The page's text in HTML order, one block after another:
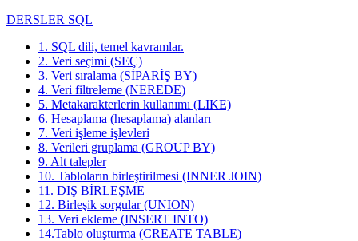
DERSLER SQL
1. SQL dili, temel kavramlar.
2. Veri seçimi (SEÇ)
3. Veri sıralama (SİPARİŞ BY)
4. Veri filtreleme (NEREDE)
5. Metakarakterlerin kullanımı (LIKE)
6. Hesaplama (hesaplama) alanları
7. Veri işleme işlevleri
8. Verileri gruplama (GROUP BY)
9. Alt talepler
10. Tabloların birleştirilmesi (INNER JOIN)
11. DIŞ BİRLEŞME
12. Birleşik sorgular (UNION)
13. Veri ekleme (INSERT INTO)
14.Tablo oluşturma (CREATE TABLE)